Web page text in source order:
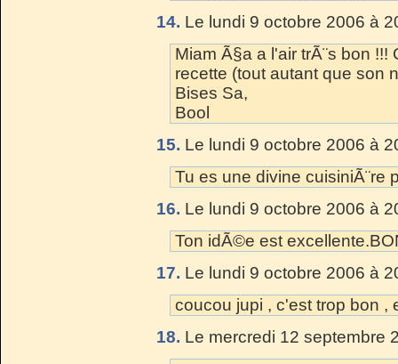
14. Le lundi 9 octobre 2006 à
Miam Ã§a a l'air trÃ¨s bon !!!
recette (tout autant que son
Bises Sa,
Bool
15. Le lundi 9 octobre 2006 à
Tu es une divine cuisiniÃ¨re
16. Le lundi 9 octobre 2006 à
Ton idÃ©e est
17. Le lundi 9 octobre 2006 à
coucou jupi , c'est trop bon ,
18. Le mercredi 12 septembre